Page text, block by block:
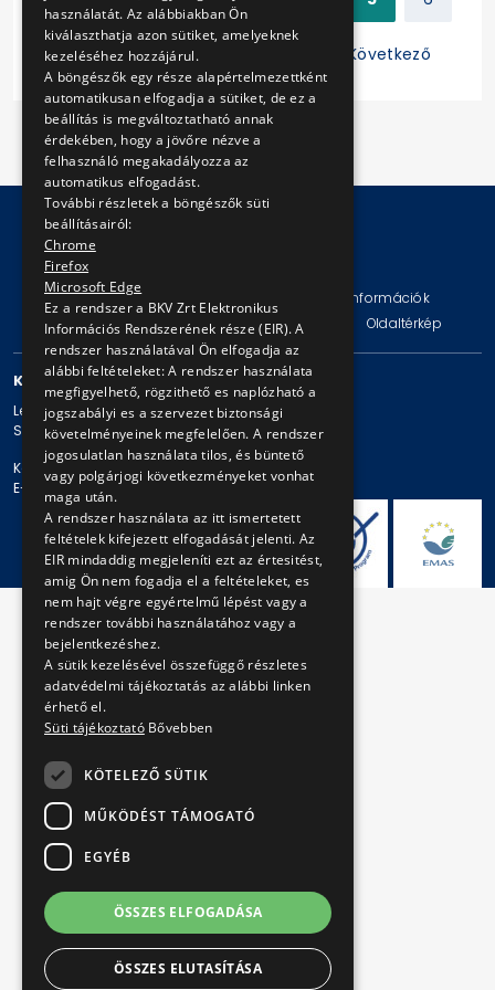
7 8 9 Következő
Impresszum Jogi nyilatkozat
Technikai információk
Adatvédelmi politika és tájékoztatások
Oldaltérkép
KAPCSOLAT
Levelezési cím: 1980 Budapest, Pf. 11.
Székhely: 1980 Budapest, Akácfa u. 15.
Központi telefonszám: + 36 1 461-65-00
E-mail cím: bkv@bkv.hu
használatát. Az alábbiakban Ön
kiválaszthatja azon sütiket, amelyeknek
kezeléséhez hozzájárul.
A böngészők egy része alapértelmezettként
automatikusan elfogadja a sütiket, de ez a
beállítás is megváltoztatható annak
érdekében, hogy a jövőre nézve a
felhasználó megakadályozza az
automatikus elfogadást.
További részletek a böngészők süti
beállításairól:
Chrome
Firefox
Microsoft Edge
Ez a rendszer a BKV Zrt Elektronikus
Információs Rendszerének része (EIR). A
rendszer használatával Ön elfogadja az
alábbi feltételeket: A rendszer használata
megfigyelhető, rögzithető es naplózható a
jogszabályi es a szervezet biztonsági
követelményeinek megfelelően. A rendszer
jogosulatlan használata tilos, és büntető
vagy polgárjogi következményeket vonhat
maga után.
A rendszer használata az itt ismertetett
feltételek kifejezett elfogadását jelenti. Az
EIR mindaddig megjeleníti ezt az értesitést,
amig Ön nem fogadja el a feltételeket, es
nem hajt végre egyértelmű lépést vagy a
rendszer további használatához vagy a
bejelentkezéshez.
A sütik kezelésével összefüggő részletes
adatvédelmi tájékoztatás az alábbi linken
érhető el.
Süti tájékoztató Bővebben
KÖTELEZŐ SÜTIK
MŰKÖDÉST TÁMOGATÓ
EGYÉB
ÖSSZES ELFOGADÁSA
ÖSSZES ELUTASÍTÁSA